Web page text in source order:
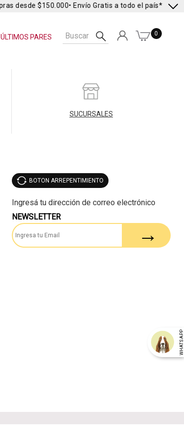
ÚLTIMOS PARES
desde $150.000• Envío Gratis a todo el país* •
0
SUCURSALES
WHATSAPP
BOTON ARREPENTIMIENTO
NEWSLETTER